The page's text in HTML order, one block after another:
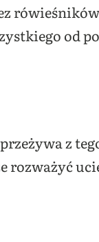
od
z